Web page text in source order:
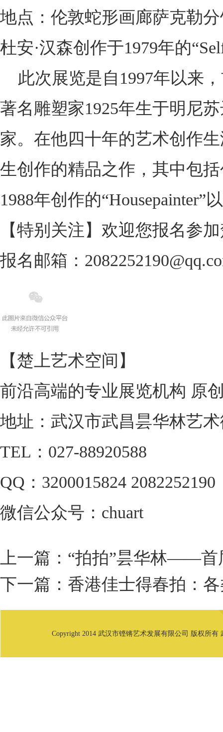
地点：伦敦蛇形画廊萨克勒
杜安·汉森创作于1979年的
此次展览是自1997年以来
著名雕塑家1925年生于明尼
家。在他四十年的艺术创作
生创作的精品之作，其中包括
1988年创作的“Housepainter”
【特别关注】欢迎您报名参
报名邮箱：
【楚上艺术空间】
前沿高端的专业展览机构 原
地址：武汉市武昌昙华林艺术
TEL：027-88920588
QQ：3200015824 2082252190
微信公众号：chuart
上一篇： “拍拍”昙华林——首
下一篇： 香港佳士得春拍：
Copyright 2014 武汉市铿锵艺术发展有限公司 版权所